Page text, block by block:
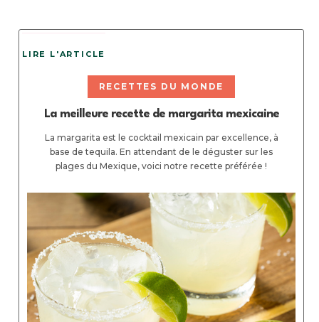
RECETTES DU MONDE
La meilleure recette de margarita mexicaine
La margarita est le cocktail mexicain par excellence, à
base de tequila. En attendant de le déguster sur les
plages du Mexique, voici notre recette préférée !
LIRE L'ARTICLE